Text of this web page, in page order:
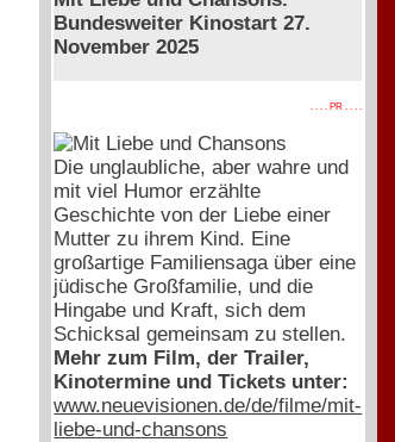
Bundesweiter Kinostart 27.
November 2025
. . . . PR . . . .
Die unglaubliche, aber wahre und
mit viel Humor erzählte
Geschichte von der Liebe einer
Mutter zu ihrem Kind. Eine
großartige Familiensaga über eine
jüdische Großfamilie, und die
Hingabe und Kraft, sich dem
Schicksal gemeinsam zu stellen.
Mehr zum Film, der Trailer,
Kinotermine und Tickets unter:
www.neuevisionen.de/de/filme/mit-
liebe-und-chansons